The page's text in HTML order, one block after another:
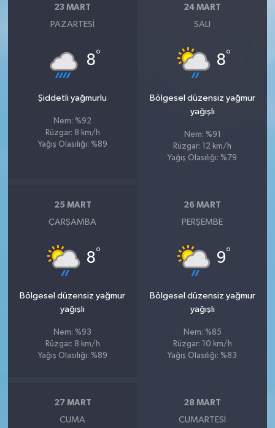
23 MART
PAZARTESI
8°
Şiddetli yağmurlu
Nem: %92
Rüzgar: 8 km/h
Yağış Olasılığı: %89
24 MART
SALI
8°
Bölgesel düzensiz yağmur
yağışlı
Nem: %91
Rüzgar: 12 km/h
Yağış Olasılığı: %79
25 MART
ÇARŞAMBA
8°
Bölgesel düzensiz yağmur
yağışlı
Nem: %93
Rüzgar: 8 km/h
Yağış Olasılığı: %89
26 MART
PERŞEMBE
9°
Bölgesel düzensiz yağmur
yağışlı
Nem: %85
Rüzgar: 10 km/h
Yağış Olasılığı: %83
27 MART
CUMA
28 MART
CUMARTESI